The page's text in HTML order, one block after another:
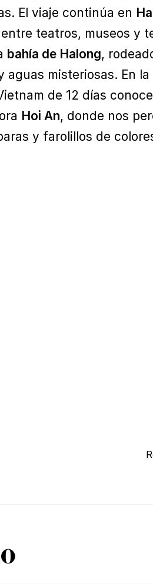
El viaje continúa en
teatros, museos y
bahía de Halong,
aguas misteriosas. En
de 12 días
Hoi An, donde nos
y farolillos de